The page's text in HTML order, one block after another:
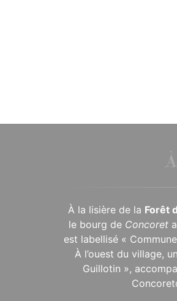
À la lisière de la Forêt
le bourg de Concoret
est labellisé «
À l’ouest du village,
Guillotin »,